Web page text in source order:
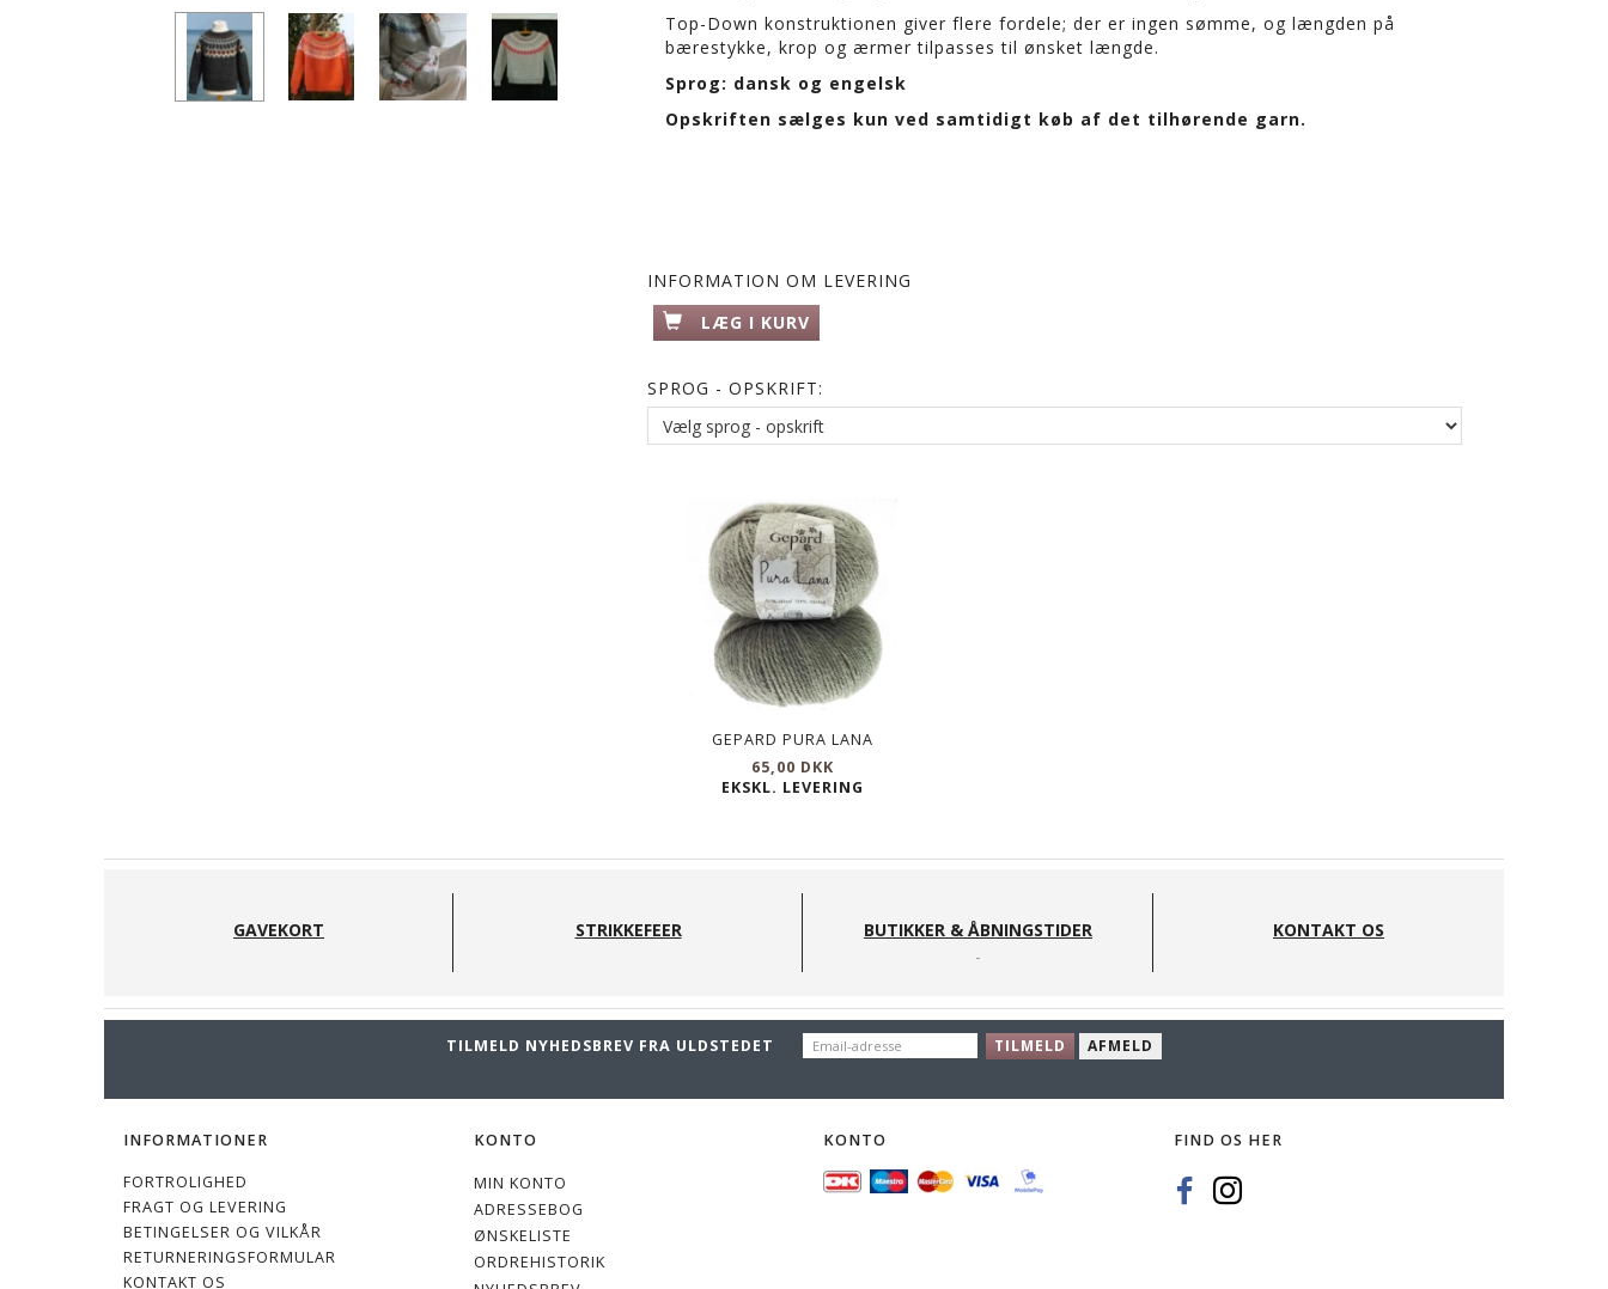
Top-Down konstruktionen giver flere fordele; der er ingen sømme, og længden på
bærestykke, krop og ærmer tilpasses til ønsket længde.
Sprog: dansk og engelsk
Opskriften sælges kun ved samtidigt køb af det tilhørende garn.
INFORMATION OM LEVERING
LÆG I KURV
SPROG - OPSKRIFT:
GEPARD PURA LANA
65,00 DKK
EKSKL. LEVERING
GAVEKORT STRIKKEFEER BUTIKKER & ÅBNINGSTIDER KONTAKT OS
TILMELD NYHEDSBREV FRA ULDSTEDET
EMAIL-
ADRESSE
TILMELD AFMELD
INFORMATIONER
FORTROLIGHED
FRAGT OG LEVERING
BETINGELSER OG VILKÅR
RETURNERINGSFORMULAR
KONTAKT OS
KONTO
MIN KONTO
ADRESSEBOG
ØNSKELISTE
ORDREHISTORIK
KONTO FIND OS HER